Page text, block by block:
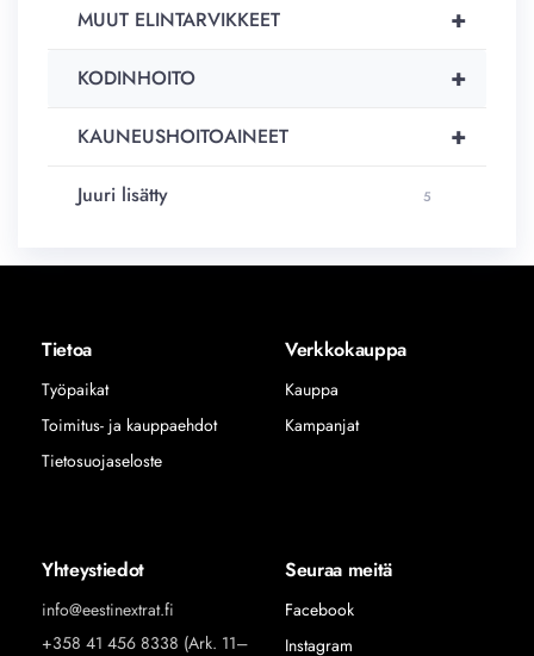
+
MUUT ELINTARVIKKEET
+
KODINHOITO
+
KAUNEUSHOITOAINEET
Juuri lisätty 5
Tietoa
Työpaikat
Toimitus- ja kauppaehdot
Tietosuojaseloste
Verkkokauppa
Kauppa
Kampanjat
Yhteystiedot
info@eestinextrat.fi
+358 41 456 8338 (Ark. 11–
Seuraa meitä
Facebook
Instagram